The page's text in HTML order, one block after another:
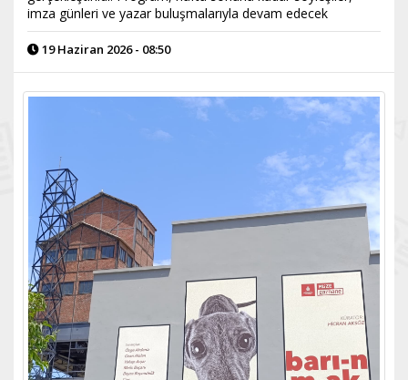
imza günleri ve yazar buluşmalarıyla devam edecek
19 Haziran 2026 - 08:50